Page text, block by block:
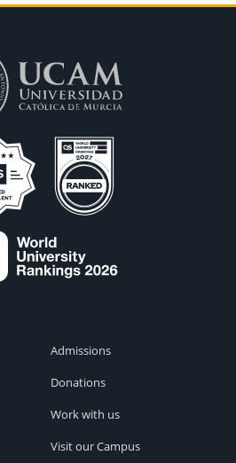
Admissions
Donations
Work with us
Visit our Campus